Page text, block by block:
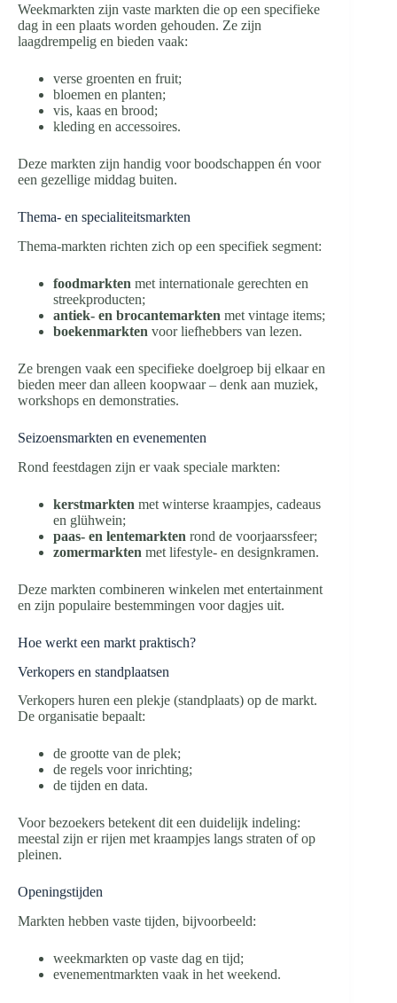
Weekmarkten zijn vaste markten die op een specifieke
dag in een plaats worden gehouden. Ze zijn
laagdrempelig en bieden vaak:
verse groenten en fruit;
bloemen en planten;
vis, kaas en brood;
kleding en accessoires.
Deze markten zijn handig voor boodschappen én voor
een gezellige middag buiten.
Thema- en specialiteitsmarkten
Thema-markten richten zich op een specifiek segment:
foodmarkten met internationale gerechten en
streekproducten;
antiek- en brocantemarkten met vintage items;
boekenmarkten voor liefhebbers van lezen.
Ze brengen vaak een specifieke doelgroep bij elkaar en
bieden meer dan alleen koopwaar – denk aan muziek,
workshops en demonstraties.
Seizoensmarkten en evenementen
Rond feestdagen zijn er vaak speciale markten:
kerstmarkten met winterse kraampjes, cadeaus
en glühwein;
paas- en lentemarkten rond de voorjaarssfeer;
zomermarkten met lifestyle- en designkramen.
Deze markten combineren winkelen met entertainment
en zijn populaire bestemmingen voor dagjes uit.
Hoe werkt een markt praktisch?
Verkopers en standplaatsen
Verkopers huren een plekje (standplaats) op de markt.
De organisatie bepaalt:
de grootte van de plek;
de regels voor inrichting;
de tijden en data.
Voor bezoekers betekent dit een duidelijk indeling:
meestal zijn er rijen met kraampjes langs straten of op
pleinen.
Openingstijden
Markten hebben vaste tijden, bijvoorbeeld:
weekmarkten op vaste dag en tijd;
evenementmarkten vaak in het weekend.